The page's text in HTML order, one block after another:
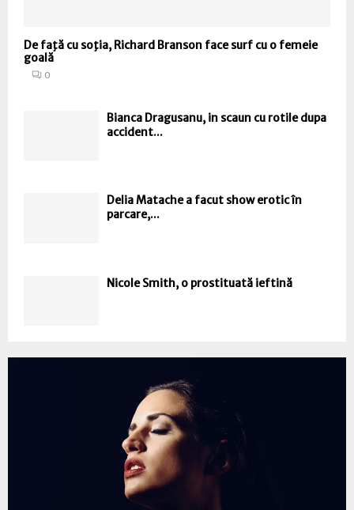
De faţă cu soţia, Richard Branson face surf cu o femeie
goală
0
Bianca Dragusanu, in scaun cu rotile dupa
accident...
Delia Matache a facut show erotic în
parcare,...
Nicole Smith, o prostituată ieftină